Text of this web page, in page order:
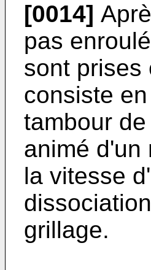
[0014]
pas
sont prises
consiste
tambour
animé d'un
la vitesse
grillage.